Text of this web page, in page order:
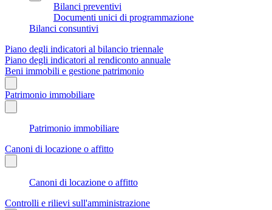
Bilanci preventivi
Documenti unici di programmazione
Bilanci consuntivi
Piano degli indicatori al bilancio triennale
Piano degli indicatori al rendiconto annuale
Beni immobili e gestione patrimonio
Patrimonio immobiliare
Patrimonio immobiliare
Canoni di locazione o affitto
Canoni di locazione o affitto
Controlli e rilievi sull'amministrazione